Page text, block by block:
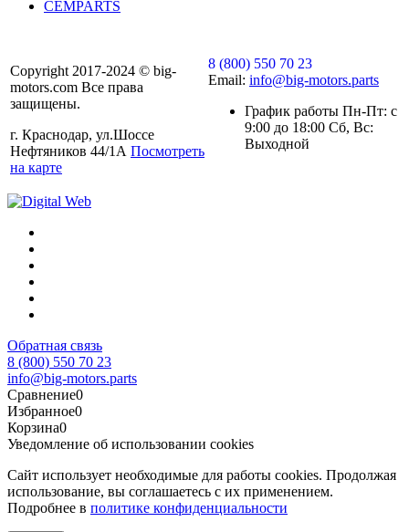
CEMPARTS
Copyright 2017-2024 © big-
motors.com Все права
защищены.
г. Краснодар, ул.Шоссе
Нефтяников 44/1А Посмотреть
на карте
8 (800) 550 70 23
Email: info@big-motors.parts
График работы Пн-Пт: с
9:00 до 18:00 Сб, Вс:
Выходной
Обратная связь
8 (800) 550 70 23
info@big-motors.parts
Сравнение0
Избранное0
Корзина0
Уведомление об использовании cookies
Сайт использует необходимые для работы cookies. Продолжая
использование, вы соглашаетесь с их применением.
Подробнее в политике конфиденциальности